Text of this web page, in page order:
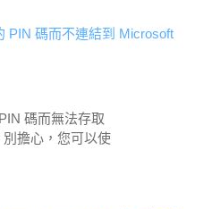
PIN 碼而不連結到 Microsoft
碼而無法存取
別擔心，您可以使